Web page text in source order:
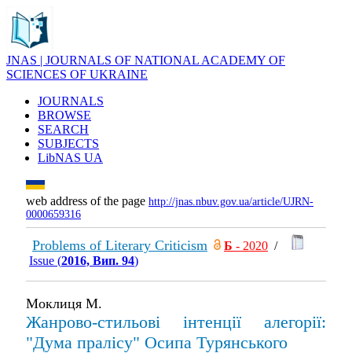
JNAS | JOURNALS OF NATIONAL ACADEMY OF
SCIENCES OF UKRAINE
JOURNALS
BROWSE
SEARCH
SUBJECTS
LibNAS UA
web address of the page http://jnas.nbuv.gov.ua/article/UJRN-
0000659316
Problems of Literary Criticism Б - 2020 /
Issue (2016, Вип. 94)
Моклиця М.
Жанрово-стильові інтенції алегорії:
"Дума пралісу" Осипа Турянського